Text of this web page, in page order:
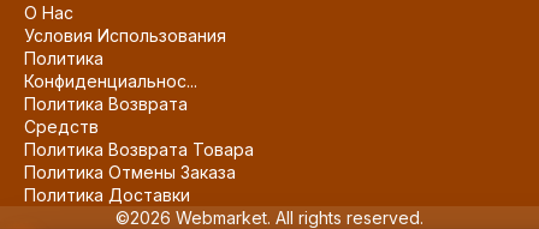
О Нас
Условия Использования
Политика
Конфиденциальнос...
Политика Возврата
Средств
Политика Возврата Товара
Политика Отмены Заказа
Политика Доставки
©2026 Webmarket. All rights reserved.